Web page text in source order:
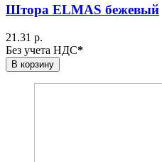
Штора ELMAS бежевый
21.31 р.
Без учета НДС*
В корзину